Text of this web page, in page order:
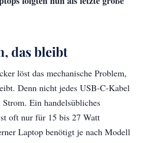
das bleibt
löst das mechanische Problem,
Denn nicht jedes USB-C-Kabel
Ein handelsübliches
oft nur für 15 bis 27 Watt
Laptop benötigt je nach Modell